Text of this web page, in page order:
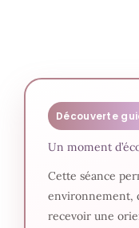
Découverte
Un moment
Cette séance
environnement,
recevoir une